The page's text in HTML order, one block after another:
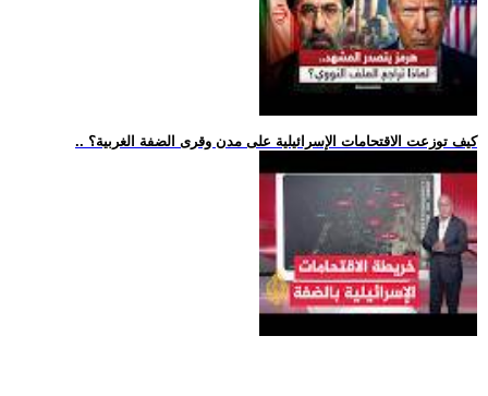
.. كيف توزعت الاقتحامات الإسرائيلية على مدن وقرى الضفة الغربية؟